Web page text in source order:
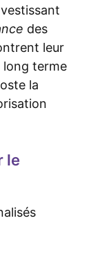
des
leur
long terme
la
le